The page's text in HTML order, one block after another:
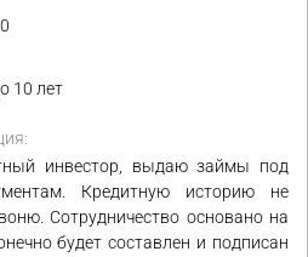
10 лет
инвестор, выдаю займы под
Кредитную историю не
Сотрудничество основано на
будет составлен и подписан